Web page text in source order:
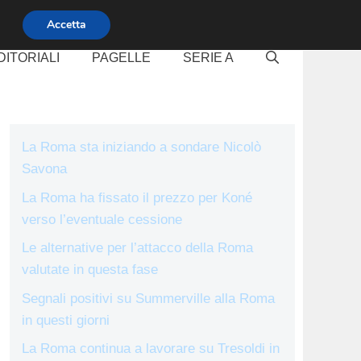
PAGELLE SERIE A
La Roma sta iniziando a sondare Nicolò
Savona
La Roma ha fissato il prezzo per Koné
verso l’eventuale cessione
Le alternative per l’attacco della Roma
valutate in questa fase
Segnali positivi su Summerville alla Roma
in questi giorni
La Roma continua a lavorare su Tresoldi in
Accetta